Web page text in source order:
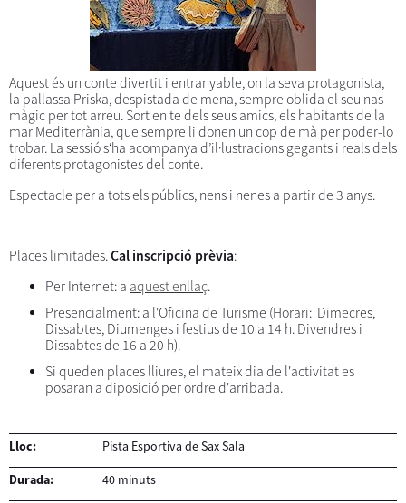
Aquest és un conte divertit i entranyable, on la seva protagonista,
la pallassa Priska, despistada de mena, sempre oblida el seu nas
màgic per tot arreu. Sort en te dels seus amics, els habitants de la
mar Mediterrània, que sempre li donen un cop de mà per poder-lo
trobar. La sessió s‘ha acompanya d’il·lustracions gegants i reals dels
diferents protagonistes del conte.
Espectacle per a tots els públics, nens i nenes a partir de 3 anys.
Places limitades.Cal inscripció prèvia:
Per Internet: a aquest enllaç.
Presencialment: a l'Oficina de Turisme (Horari: Dimecres,
Dissabtes, Diumenges i festius de 10 a 14 h. Divendres i
Dissabtes de 16 a 20 h).
Si queden places lliures, el mateix dia de l'activitat es
posaran a diposició per ordre d'arribada.
Lloc: Pista Esportiva de Sax Sala
Durada: 40 minuts